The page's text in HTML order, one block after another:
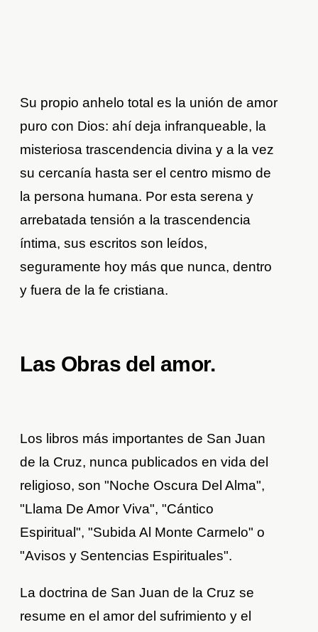
Su propio anhelo total es la unión de amor
puro con Dios: ahí deja infranqueable, la
misteriosa trascendencia divina y a la vez
su cercanía hasta ser el centro mismo de
la persona humana. Por esta serena y
arrebatada tensión a la trascendencia
íntima, sus escritos son leídos,
seguramente hoy más que nunca, dentro
y fuera de la fe cristiana.
Las Obras del amor.
Los libros más importantes de San Juan
de la Cruz, nunca publicados en vida del
religioso, son "Noche Oscura Del Alma",
"Llama De Amor Viva", "Cántico
Espiritual", "Subida Al Monte Carmelo" o
"Avisos y Sentencias Espirituales".
La doctrina de San Juan de la Cruz se
resume en el amor del sufrimiento y el